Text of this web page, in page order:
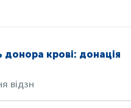
донора крові: донація
відзн